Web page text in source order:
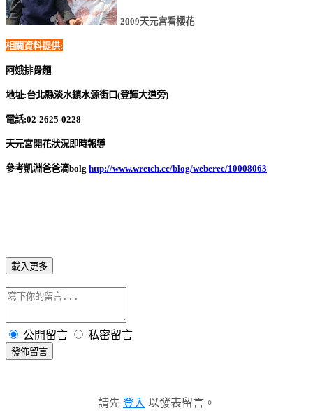
2009天元宮看櫻花
相關資料提供:
阿娥排骨麵
地址:台北縣淡水鎮水源街口(登輝大道旁)
電話:02-2625-0228
天元宮開花狀況即時報導
參考凱淵爸爸滴bolg http://www.wretch.cc/blog/weberec/10008063
載入更多
公開留言 私密留言
發佈留言
請先 登入 以發表留言。